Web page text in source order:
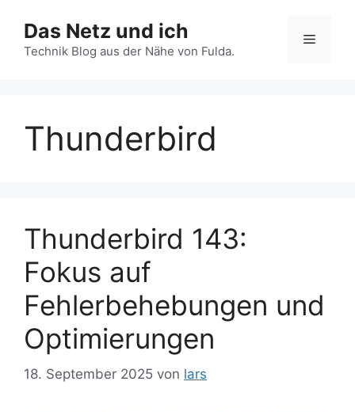
Inhalt
springen
Das Netz und ich
Technik Blog aus der Nähe von Fulda.
Menü
Thunderbird
Thunderbird 143:
Fokus auf
Fehlerbehebungen und
Optimierungen
18. September 2025 von lars